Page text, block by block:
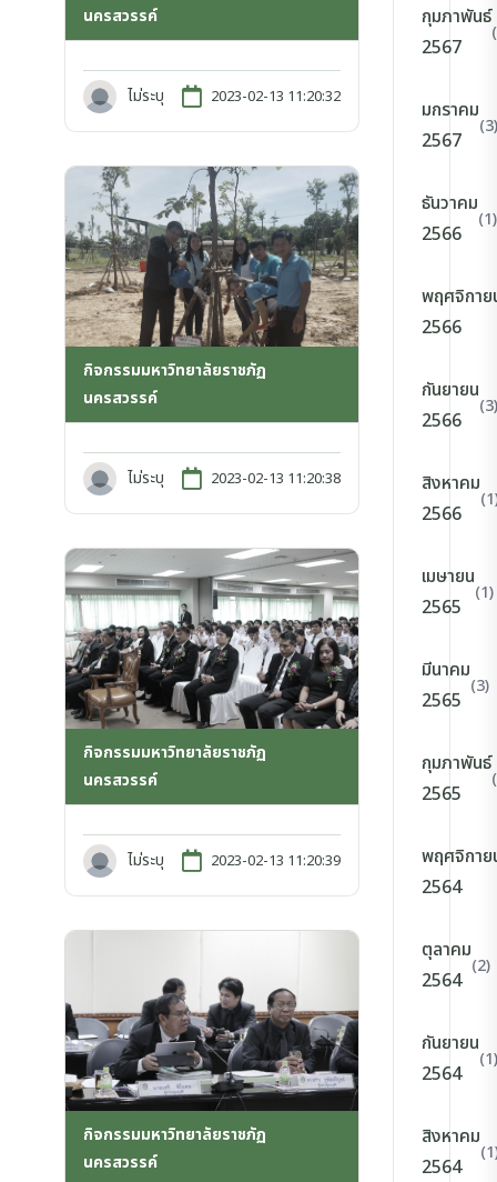
นครสวรรค์
ไม่ระบุ 2023-02-13 11:20:32
กิจกรรมมหาวิทยาลัยราชภัฏ
นครสวรรค์
ไม่ระบุ 2023-02-13 11:20:38
กิจกรรมมหาวิทยาลัยราชภัฏ
นครสวรรค์
ไม่ระบุ 2023-02-13 11:20:39
กิจกรรมมหาวิทยาลัยราชภัฏ
นครสวรรค์
กุมภาพันธ์
2567
มกราคม
2567
(3)
ธันวาคม
2566
(1)
พฤศจิกาย
2566
กันยายน
2566
(3)
สิงหาคม
2566
เมษายน
2565
(1)
มีนาคม
2565
(3)
กุมภาพันธ์
2565
พฤศจิกาย
2564
ตุลาคม
2564
(2)
กันยายน
2564
(1)
สิงหาคม
2564